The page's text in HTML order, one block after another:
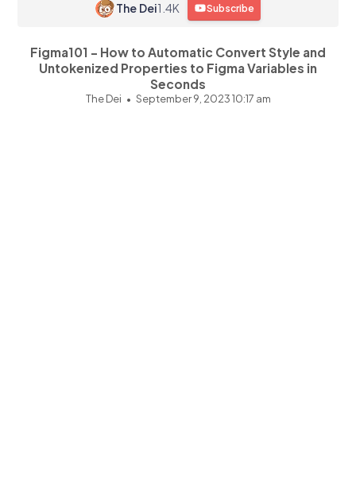
The Dei1.4K Subscribe
Figma101 - How to Automatic Convert Style and
Untokenized Properties to Figma Variables in
Seconds
The Dei September 9, 2023 10:17 am